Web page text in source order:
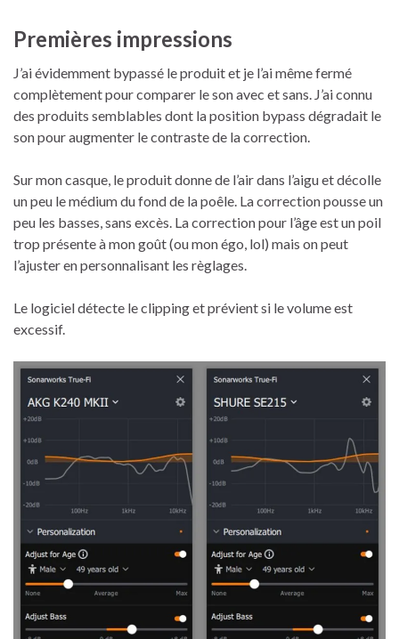
Premières impressions
J’ai évidemment bypassé le produit et je l’ai même fermé
complètement pour comparer le son avec et sans. J’ai connu
des produits semblables dont la position bypass dégradait le
son pour augmenter le contraste de la correction.
Sur mon casque, le produit donne de l’air dans l’aigu et décolle
un peu le médium du fond de la poêle. La correction pousse un
peu les basses, sans excès. La correction pour l’âge est un poil
trop présente à mon goût (ou mon égo, lol) mais on peut
l’ajuster en personnalisant les règlages.
Le logiciel détecte le clipping et prévient si le volume est
excessif.